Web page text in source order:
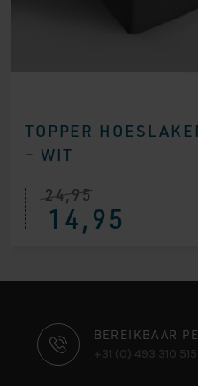
TOPPER
– WIT
24,95
14,95
CONTACT
INFORMATIE
BEREIKBAAR
+31 (0) 493 310 515